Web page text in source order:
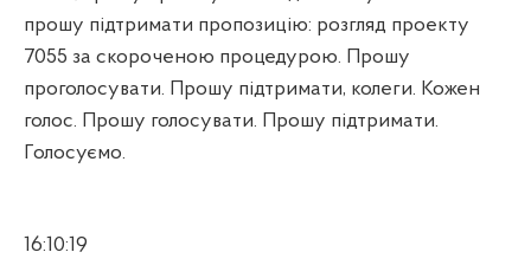
прошу підтримати пропозицію: розгляд проекту
7055 за скороченою процедурою. Прошу
проголосувати. Прошу підтримати, колеги. Кожен
голос. Прошу голосувати. Прошу підтримати.
Голосуємо.
16:10:19